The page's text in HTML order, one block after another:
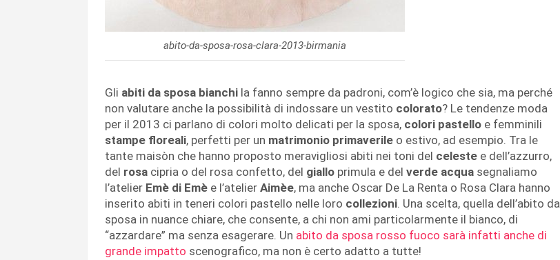
abito-da-sposa-rosa-clara-2013-birmania
Gli abiti da sposa bianchi la fanno sempre da padroni, com’è logico che sia, ma perché
non valutare anche la possibilità di indossare un vestito colorato? Le tendenze moda
per il 2013 ci parlano di colori molto delicati per la sposa, colori pastello e femminili
stampe floreali, perfetti per un matrimonio primaverile o estivo, ad esempio. Tra le
tante maisòn che hanno proposto meravigliosi abiti nei toni del celeste e dell’azzurro,
del rosa cipria o del rosa confetto, del giallo primula e del verde acqua segnaliamo
l’atelier Emè di Emè e l’atelier Aimèe, ma anche Oscar De La Renta o Rosa Clara hanno
inserito abiti in teneri colori pastello nelle loro collezioni. Una scelta, quella dell’abito da
sposa in nuance chiare, che consente, a chi non ami particolarmente il bianco, di
“azzardare” ma senza esagerare. Un abito da sposa rosso fuoco sarà infatti anche di
grande impatto scenografico, ma non è certo adatto a tutte!